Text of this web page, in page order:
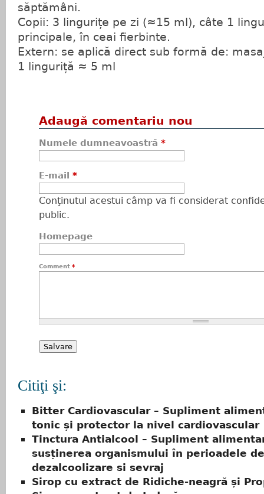
săptămâni.
Copii: 3 lingurițe pe zi (≈15 ml), câte 1
principale, în ceai fierbinte.
Extern: se aplică direct sub formă de:
1 linguriță ≈ 5 ml
Adaugă comentariu nou
Numele dumneavoastră *
E-mail *
Conţinutul acestui câmp va fi considerat
public.
Homepage
Comment *
Citiţi şi:
Bitter Cardiovascular – Supliment
tonic și protector la nivel cardiovascular
Tinctura Antialcool – Supliment
susținerea organismului în perioadele de
dezalcoolizare si sevraj
Sirop cu extract de Ridiche-neagră și